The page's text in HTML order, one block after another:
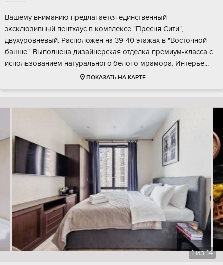
Вашему вниманию предлагается единственный
эксклюзивный пентхаус в комплексе "Пресня Сити",
двухуровневый. Расположен на 39-40 этажах в "Восточной
башне". Выполнена дизайнерская отделка премиум-класса с
использованием натурального белого мрамора. Интерье...
ПОКАЗАТЬ НА КАРТЕ
1из14